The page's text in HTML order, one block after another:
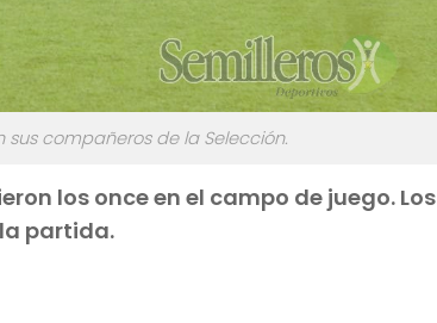
sus compañeros de la Selección.
los once en el campo de juego. Los
partida.